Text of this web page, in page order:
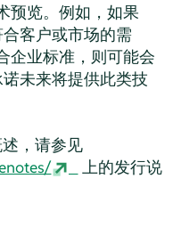
预览。例如，如果
合客户或市场的需
企业标准，则可能会
未来将提供此类技
，请参见
上的发行说